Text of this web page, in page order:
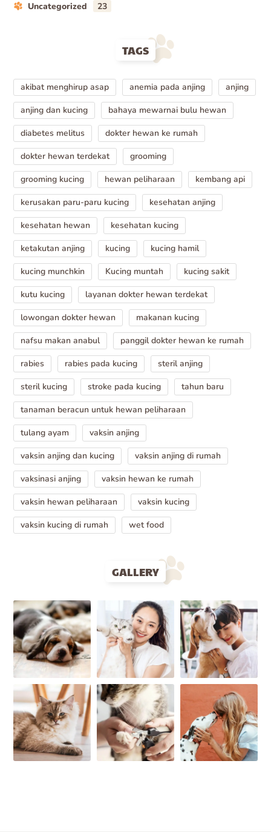
Uncategorized
23
TAGS
akibat menghirup asap anemia pada anjing
anjing
anjing dan kucing
bahaya mewarnai bulu hewan
diabetes melitus
dokter hewan ke rumah
dokter hewan terdekat
grooming
grooming kucing
hewan peliharaan
kembang api
kerusakan paru-paru kucing
kesehatan anjing
kesehatan hewan
kesehatan kucing
ketakutan anjing
kucing
kucing hamil
kucing munchkin
Kucing muntah
kucing sakit
kutu kucing
layanan dokter hewan terdekat
lowongan dokter hewan
makanan kucing
nafsu makan anabul
panggil dokter hewan ke rumah
rabies
rabies pada kucing
steril anjing
steril kucing
stroke pada kucing
tahun baru
tanaman beracun untuk hewan peliharaan
tulang ayam
vaksin anjing
vaksin anjing dan kucing
vaksin anjing di rumah
vaksinasi anjing
vaksin hewan ke rumah
vaksin hewan peliharaan
vaksin kucing
vaksin kucing di rumah
wet food
GALLERY